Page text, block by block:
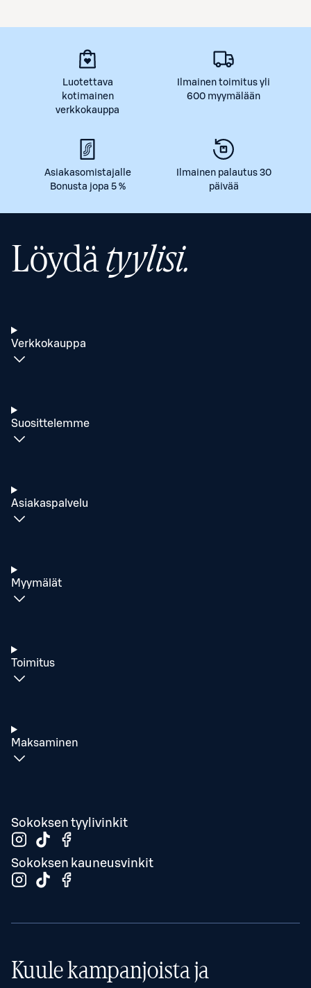
Luotettava
kotimainen
verkkokauppa
Ilmainen toimitus yli
600 myymälään
Asiakasomistajalle
Bonusta jopa 5 %
Ilmainen palautus 30
päivää
Löydätyylisi.
Verkkokauppa
Suosittelemme
Asiakaspalvelu
Myymälät
Toimitus
Maksaminen
Sokoksen tyylivinkit
Sokoksen kauneusvinkit
Kuule kampanjoista ja